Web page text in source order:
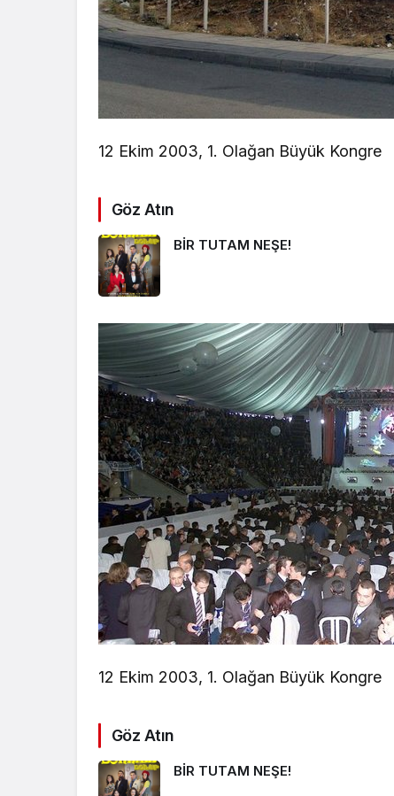
12 Ekim 2003, 1. Olağan Büyük Kongre
Göz Atın
BİR TUTAM NEŞE!
12 Ekim 2003, 1. Olağan Büyük Kongre
Göz Atın
BİR TUTAM NEŞE!